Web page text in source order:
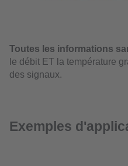
Toutes les informations
le débit ET la température
des signaux.
Exemples